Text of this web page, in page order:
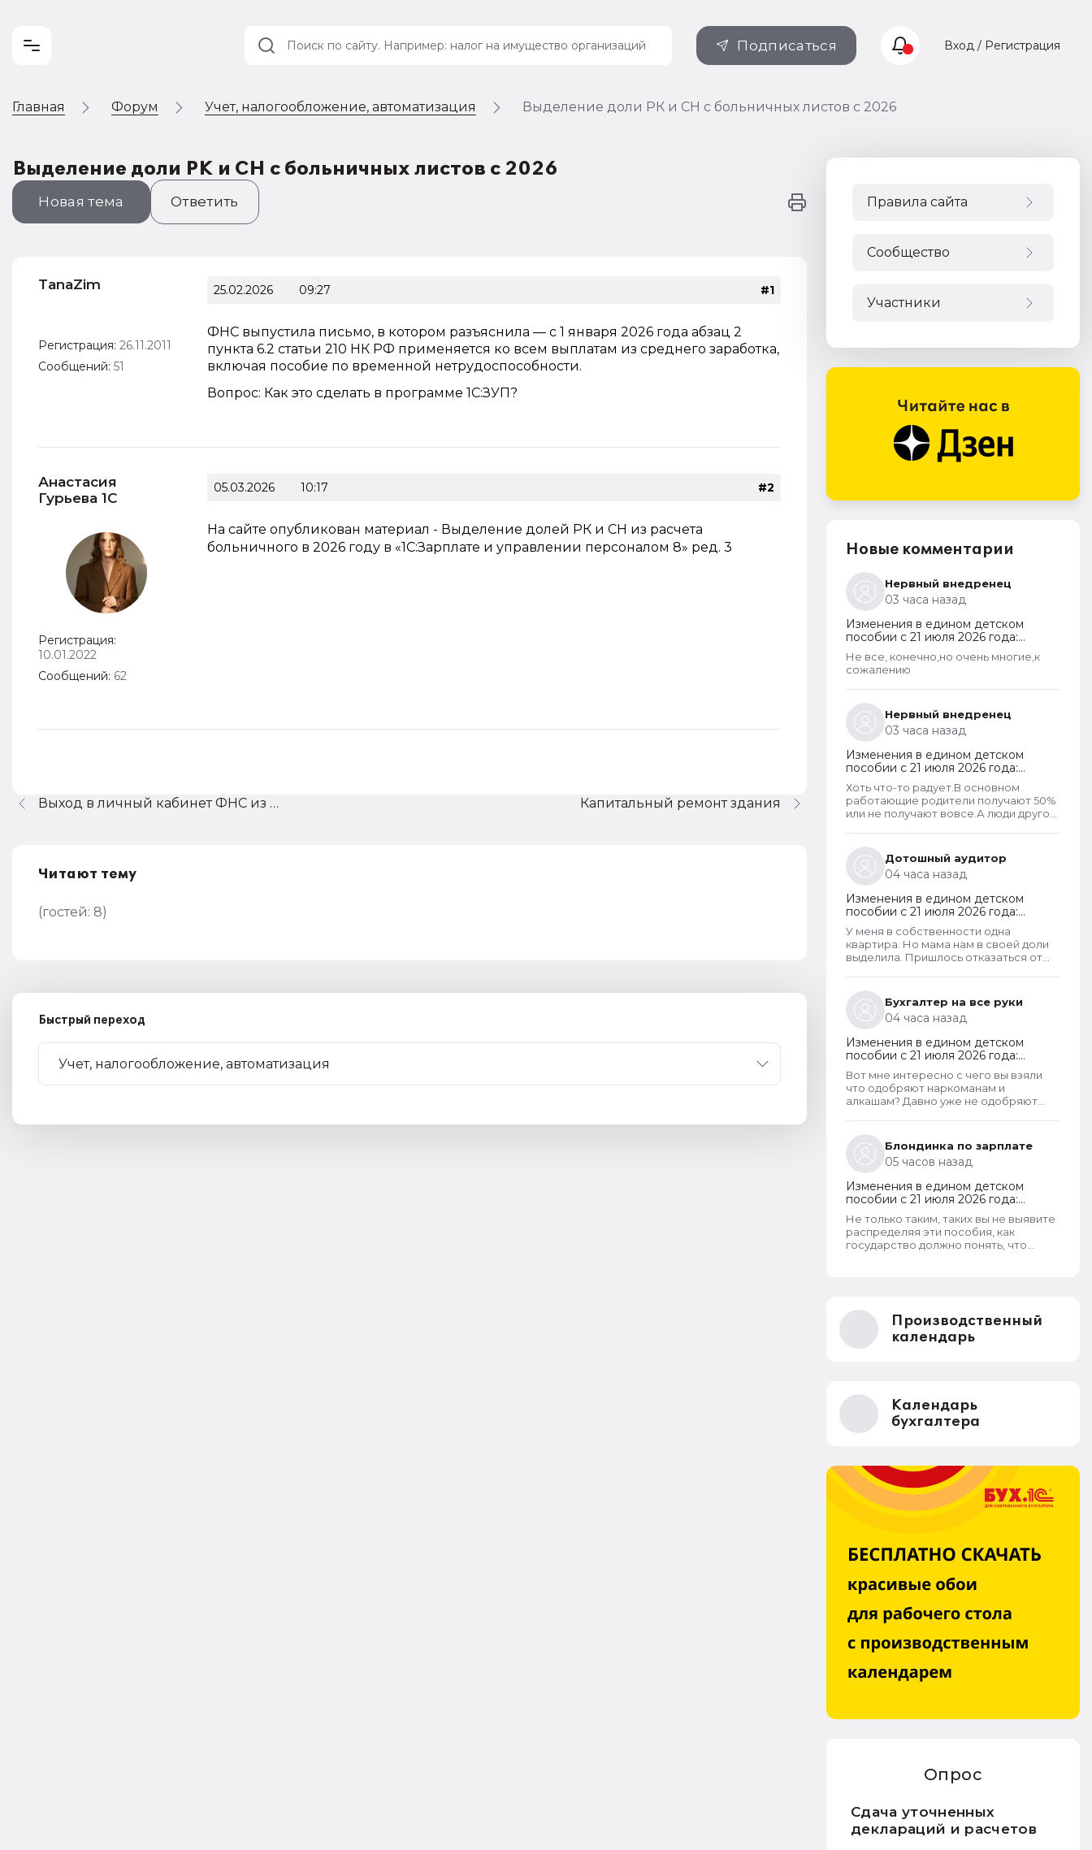
Подписаться Вход / Регистрация
Главная Форум Учет, налогообложение, автоматизация Выделение доли РК и СН с больничных листов с 2026
Выделение доли РК и СН с больничных листов с 2026
Новая тема Ответить
TanaZim
Регистрация: 26.11.2011
Сообщений: 51
25.02.2026 09:27 #1
ФНС выпустила письмо, в котором разъяснила — с 1 января 2026 года абзац 2
пункта 6.2 статьи 210 НК РФ применяется ко всем выплатам из среднего заработка,
включая пособие по временной нетрудоспособности.
Вопрос: Как это сделать в программе 1С:ЗУП?
Анастасия
Гурьева 1С
Регистрация:
10.01.2022
Сообщений: 62
05.03.2026 10:17 #2
На сайте опубликован материал - Выделение долей РК и СН из расчета
больничного в 2026 году в «1С:Зарплате и управлении персоналом 8» ред. 3
Капитальный ремонт здания
Выход в личный кабинет ФНС из 1С Отчетности
Читают тему
(гостей: 8)
Быстрый переход
Правила сайта
Сообщество
Участники
Новые комментарии
Нервный внедренец
03 часа назад
Изменения в едином детском
пособии с 21 июля 2026 года:
пересмотр правила нулевого
дохода и новый порядок
оформления пособий по месту
пребывания
Не все, конечно,но очень многие,к
сожалению
Нервный внедренец
03 часа назад
Изменения в едином детском
пособии с 21 июля 2026 года:
пересмотр правила нулевого
дохода и новый порядок
оформления пособий по месту
пребывания
Хоть что-то радует.В основном
работающие родители получают 50%
или не получают вовсе.А люди другой
100%.Теперь может быть начнут
работать,а не ждать манны
небесной...
Дотошный аудитор
04 часа назад
Изменения в едином детском
пособии с 21 июля 2026 года:
пересмотр правила нулевого
дохода и новый порядок
оформления пособий по месту
пребывания
У меня в собственности одна
квартира. Но мама нам в своей доли
выделила. Пришлось отказаться от
Бухгалтер на все руки
04 часа назад
Изменения в едином детском
пособии с 21 июля 2026 года:
пересмотр правила нулевого
дохода и новый порядок
оформления пособий по месту
пребывания
Вот мне интересно с чего вы взяли
что одобряют наркоманам и
алкашам? Давно уже не одобряют
Блондинка по зарплате
05 часов назад
Изменения в едином детском
пособии с 21 июля 2026 года:
пересмотр правила нулевого
дохода и новый порядок
оформления пособий по месту
пребывания
Не только таким, таких вы не выявите
распределяя эти пособия, как
государство должно понять, что
Производственный
календарь
Календарь
бухгалтера
Опрос
Сдача уточненных
деклараций и расчетов
Учет и
Автоматизация